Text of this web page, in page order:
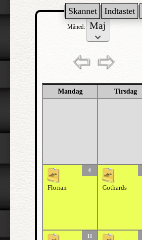
Skannet Indtastet
Måned:
Mandag Tirsdag
4
Florian Gothards
11